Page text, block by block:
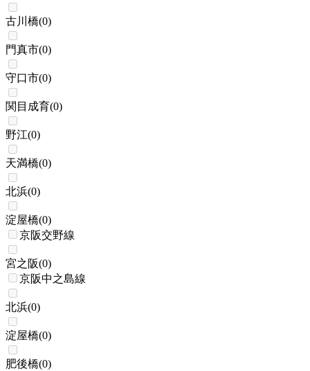
古川橋(0)
門真市(0)
守口市(0)
関目成育(0)
野江(0)
天満橋(0)
北浜(0)
淀屋橋(0)
京阪交野線
宮之阪(0)
京阪中之島線
北浜(0)
淀屋橋(0)
肥後橋(0)